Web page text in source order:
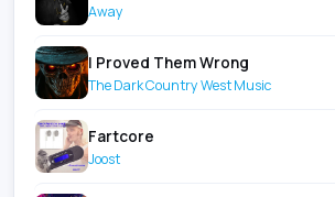
Away
I Proved Them Wrong
The Dark Country West Music
Fartcore
Joost